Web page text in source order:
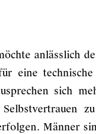
anlässlich
eine
sich
Männer